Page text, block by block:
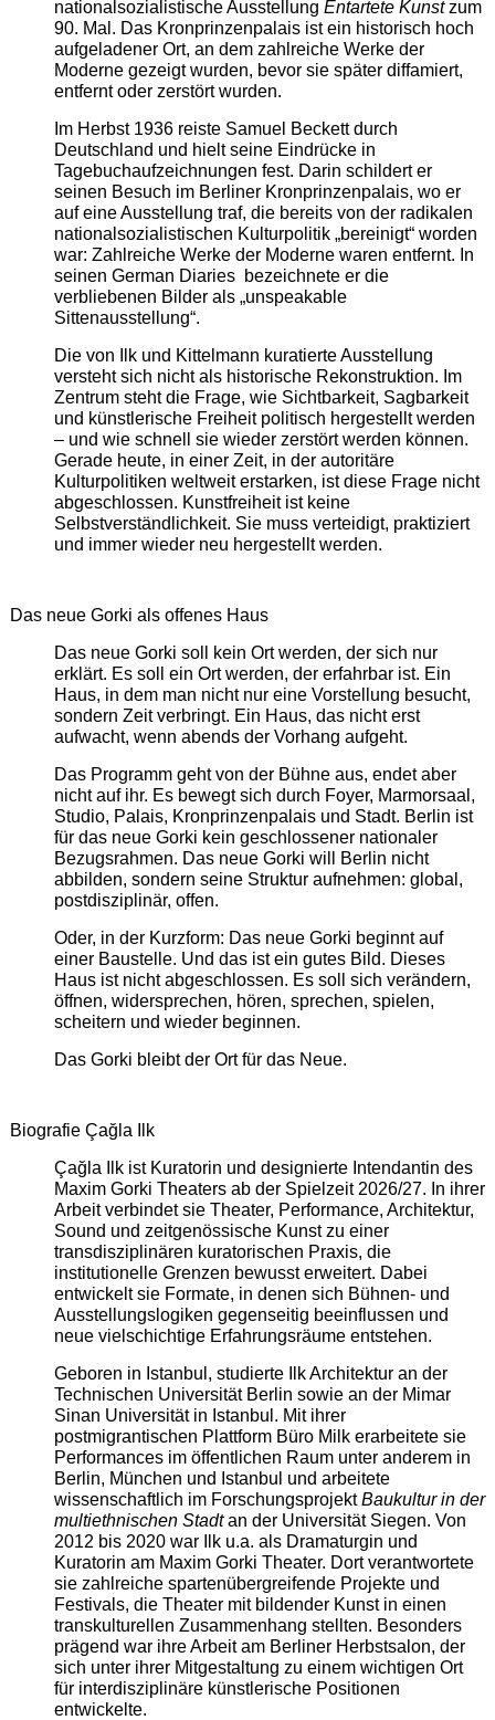
nationalsozialistische Ausstellung Entartete Kunstzum
90. Mal. Das Kronprinzenpalais ist ein historisch hoch
aufgeladener Ort, an dem zahlreiche Werke der
Moderne gezeigt wurden, bevor sie später diffamiert,
entfernt oder zerstört wurden.
Im Herbst 1936 reiste Samuel Beckett durch
Deutschland und hielt seine Eindrücke in
Tagebuchaufzeichnungen fest. Darin schildert er
seinen Besuch im Berliner Kronprinzenpalais, wo er
auf eine Ausstellung traf, die bereits von der radikalen
nationalsozialistischen Kulturpolitik „bereinigt“ worden
war: Zahlreiche Werke der Moderne waren entfernt. In
seinen German Diaries bezeichnete er die
verbliebenen Bilder als „unspeakable
Sittenausstellung“.
Die von Ilk und Kittelmann kuratierte Ausstellung
versteht sich nicht als historische Rekonstruktion. Im
Zentrum steht die Frage, wie Sichtbarkeit, Sagbarkeit
und künstlerische Freiheit politisch hergestellt werden
– und wie schnell sie wieder zerstört werden können.
Gerade heute, in einer Zeit, in der autoritäre
Kulturpolitiken weltweit erstarken, ist diese Frage nicht
abgeschlossen. Kunstfreiheit ist keine
Selbstverständlichkeit. Sie muss verteidigt, praktiziert
und immer wieder neu hergestellt werden.
Das neue Gorki als offenes Haus
Das neue Gorki soll kein Ort werden, der sich nur
erklärt. Es soll ein Ort werden, der erfahrbar ist. Ein
Haus, in dem man nicht nur eine Vorstellung besucht,
sondern Zeit verbringt. Ein Haus, das nicht erst
aufwacht, wenn abends der Vorhang aufgeht.
Das Programm geht von der Bühne aus, endet aber
nicht auf ihr. Es bewegt sich durch Foyer, Marmorsaal,
Studio, Palais, Kronprinzenpalais und Stadt. Berlin ist
für das neue Gorki kein geschlossener nationaler
Bezugsrahmen. Das neue Gorki will Berlin nicht
abbilden, sondern seine Struktur aufnehmen: global,
postdisziplinär, offen.
Oder, in der Kurzform: Das neue Gorki beginnt auf
einer Baustelle. Und das ist ein gutes Bild. Dieses
Haus ist nicht abgeschlossen. Es soll sich verändern,
öffnen, widersprechen, hören, sprechen, spielen,
scheitern und wieder beginnen.
Das Gorki bleibt der Ort für das Neue.
Biografie Çağla Ilk
Çağla Ilk ist Kuratorin und designierte Intendantin des
Maxim Gorki Theaters ab der Spielzeit 2026/27. In ihrer
Arbeit verbindet sie Theater, Performance, Architektur,
Sound und zeitgenössische Kunst zu einer
transdisziplinären kuratorischen Praxis, die
institutionelle Grenzen bewusst erweitert. Dabei
entwickelt sie Formate, in denen sich Bühnen- und
Ausstellungslogiken gegenseitig beeinflussen und
neue vielschichtige Erfahrungsräume entstehen.
Geboren in Istanbul, studierte Ilk Architektur an der
Technischen Universität Berlin sowie an der Mimar
Sinan Universität in Istanbul. Mit ihrer
postmigrantischen Plattform Büro Milk erarbeitete sie
Performances im öffentlichen Raum unter anderem in
Berlin, München und Istanbul und arbeitete
wissenschaftlich im ForschungsprojektBaukultur in der
multiethnischen Stadtan der Universität Siegen. Von
2012 bis 2020 war Ilk u.a. als Dramaturgin und
Kuratorin am Maxim Gorki Theater. Dort verantwortete
sie zahlreiche spartenübergreifende Projekte und
Festivals, die Theater mit bildender Kunst in einen
transkulturellen Zusammenhang stellten. Besonders
prägend war ihre Arbeit am Berliner Herbstsalon, der
sich unter ihrer Mitgestaltung zu einem wichtigen Ort
für interdisziplinäre künstlerische Positionen
entwickelte.